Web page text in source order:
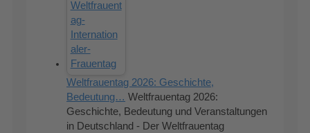
Weltfrauentag 2026: Geschichte,
Bedeutung… Weltfrauentag 2026:
Geschichte, Bedeutung und Veranstaltungen
in Deutschland - Der Weltfrauentag